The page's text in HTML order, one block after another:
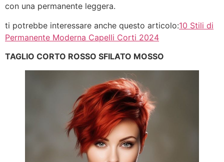
con una permanente leggera.
ti potrebbe interessare anche questo articolo:10 Stili di
Permanente Moderna Capelli Corti 2024
TAGLIO CORTO ROSSO SFILATO MOSSO